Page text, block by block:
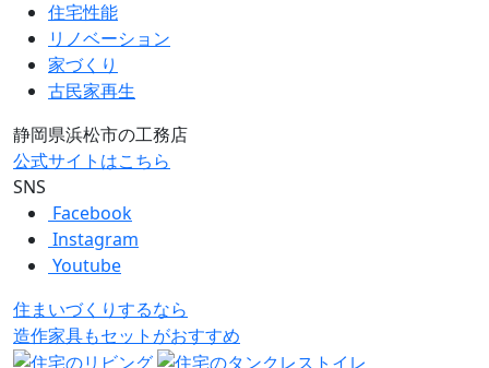
住宅性能
リノベーション
家づくり
古民家再生
静岡県浜松市の工務店
公式サイトはこちら
SNS
Facebook
Instagram
Youtube
住まいづくりするなら
造作家具もセット がおすすめ